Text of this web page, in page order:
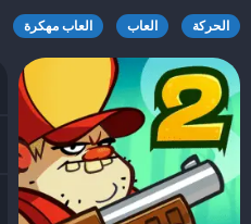
الحركة العاب العاب مهكرة